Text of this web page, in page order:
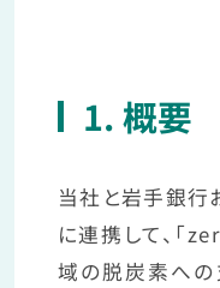
1. 概要
当社と岩手銀行
に連携して、「
域の脱炭素へ